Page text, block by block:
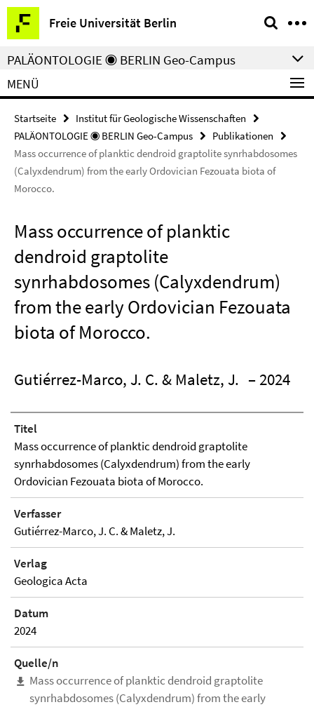
Springe
direkt
zu
Inhalt
Freie Universität Berlin
Service-
Navigation
PALÄONTOLOGIE ◉ BERLIN Geo-Campus
MENÜ
Startseite
Institut für Geologische Wissenschaften
PALÄONTOLOGIE ◉ BERLIN Geo-Campus
Publikationen
Mass occurrence of planktic dendroid graptolite synrhabdosomes
(Calyxdendrum) from the early Ordovician Fezouata biota of
Morocco.
Mass occurrence of planktic
dendroid graptolite
synrhabdosomes (Calyxdendrum)
from the early Ordovician Fezouata
biota of Morocco.
Gutiérrez-Marco, J. C. & Maletz, J. – 2024
Titel
Mass occurrence of planktic dendroid graptolite
synrhabdosomes (Calyxdendrum) from the early
Ordovician Fezouata biota of Morocco.
Verfasser
Gutiérrez-Marco, J. C. & Maletz, J.
Verlag
Geologica Acta
Datum
2024
Quelle/n
Mass occurrence of planktic dendroid graptolite
synrhabdosomes (Calyxdendrum) from the early